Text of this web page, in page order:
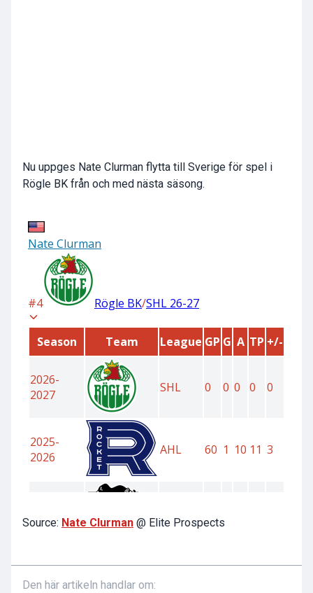
Nu uppges Nate Clurman flytta till Sverige för spel i
Rögle BK från och med nästa säsong.
Source: Nate Clurman @ Elite Prospects
Den här artikeln handlar om: